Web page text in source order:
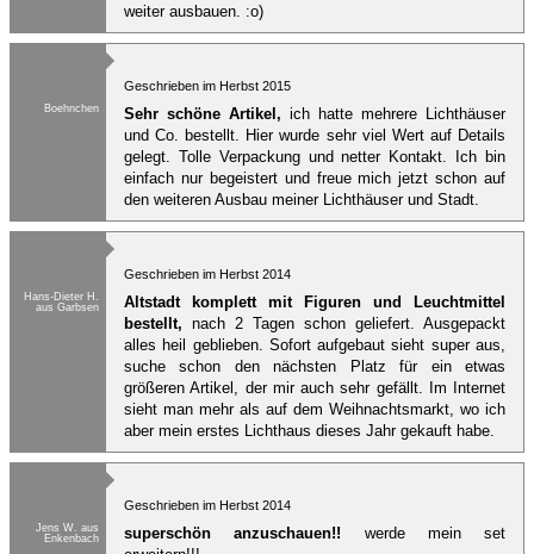
weiter ausbauen. :o)
Boehnchen
Geschrieben im Herbst 2015
Sehr schöne Artikel, ich hatte mehrere Lichthäuser
und Co. bestellt. Hier wurde sehr viel Wert auf Details
gelegt. Tolle Verpackung und netter Kontakt. Ich bin
einfach nur begeistert und freue mich jetzt schon auf
den weiteren Ausbau meiner Lichthäuser und Stadt.
Hans-Dieter H.
aus Garbsen
Geschrieben im Herbst 2014
Altstadt komplett mit Figuren und Leuchtmittel
bestellt, nach 2 Tagen schon geliefert. Ausgepackt
alles heil geblieben. Sofort aufgebaut sieht super aus,
suche schon den nächsten Platz für ein etwas
größeren Artikel, der mir auch sehr gefällt. Im Internet
sieht man mehr als auf dem Weihnachtsmarkt, wo ich
aber mein erstes Lichthaus dieses Jahr gekauft habe.
Jens W. aus
Enkenbach
Geschrieben im Herbst 2014
superschön anzuschauen!! werde mein set